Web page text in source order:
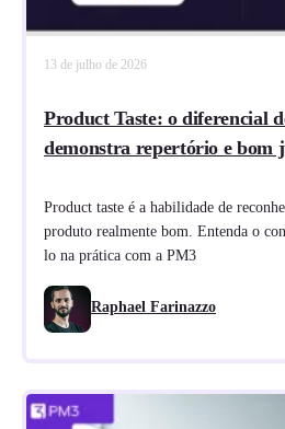
13 de julho de 2026
Product Taste: o diferencial
demonstra repertório e bom
Product taste é a habilidade de
produto realmente bom. Entenda o
lo na prática com a PM3
Raphael Farinazzo